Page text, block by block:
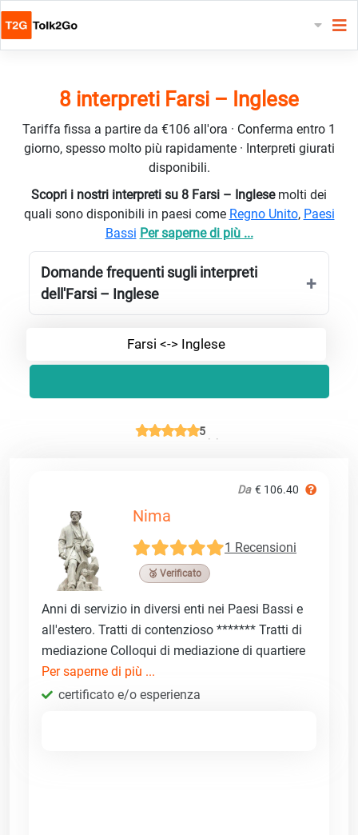
8 interpreti Farsi – Inglese
Tariffa fissa a partire da €106 all'ora · Conferma entro 1
giorno, spesso molto più rapidamente · Interpreti giurati
disponibili.
Scopri i nostri interpreti su 8 Farsi – Inglese molti dei
quali sono disponibili in paesi come Regno Unito, Paesi
Bassi Per saperne di più ...
Domande frequenti sugli interpreti
dell'Farsi – Inglese
Farsi <-> Inglese
5
Da € 106.40
Nima
1 Recensioni
🥉 Verificato
Anni di servizio in diversi enti nei Paesi Bassi e
all'estero. Tratti di contenzioso ******* Tratti di
mediazione Colloqui di mediazione di quartiere
Per saperne di più ...
certificato e/o esperienza